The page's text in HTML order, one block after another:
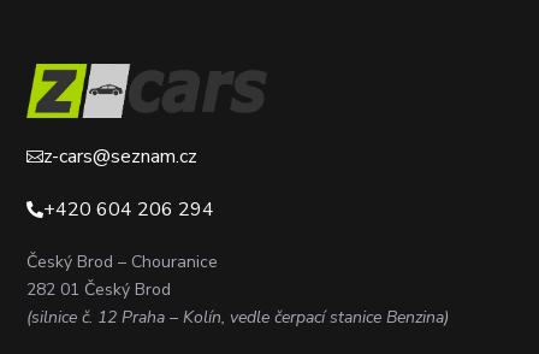
z-cars@seznam.cz
+420 604 206 294
Český Brod – Chouranice
282 01 Český Brod
(silnice č. 12 Praha – Kolín, vedle čerpací stanice Benzina)